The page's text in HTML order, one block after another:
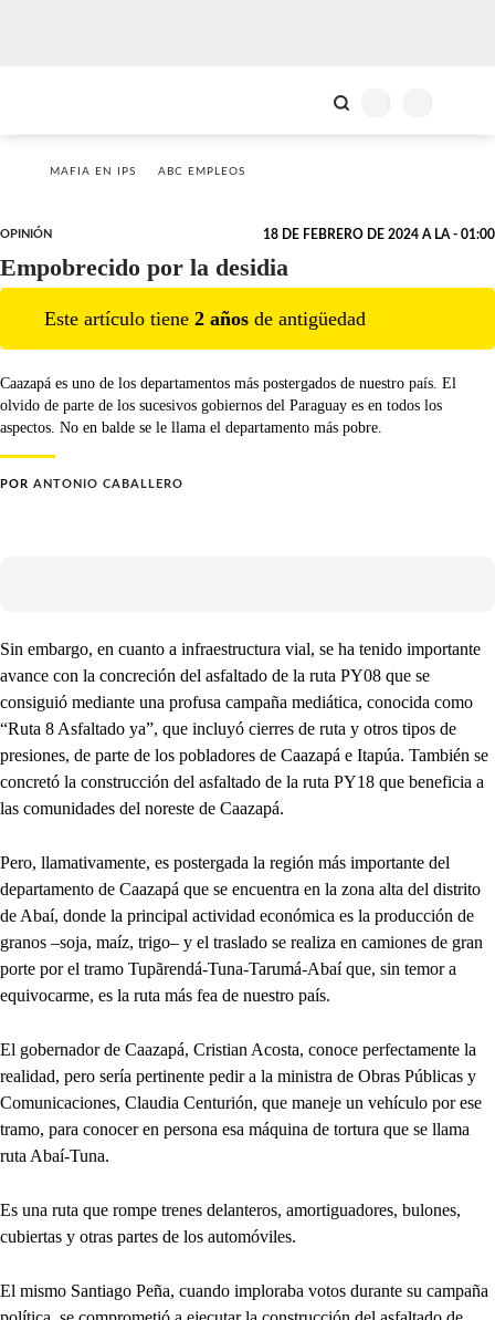
MAFIA EN IPS ABC EMPLEOS
OPINIÓN 18 DE FEBRERO DE 2024 A LA - 01:00
Empobrecido por la desidia
Este artículo tiene 2 años de antigüedad
Caazapá es uno de los departamentos más postergados de nuestro país. El
olvido de parte de los sucesivos gobiernos del Paraguay es en todos los
aspectos. No en balde se le llama el departamento más pobre.
POR ANTONIO CABALLERO
Sin embargo, en cuanto a infraestructura vial, se ha tenido importante
avance con la concreción del asfaltado de la ruta PY08 que se
consiguió mediante una profusa campaña mediática, conocida como
“Ruta 8 Asfaltado ya”, que incluyó cierres de ruta y otros tipos de
presiones, de parte de los pobladores de Caazapá e Itapúa. También se
concretó la construcción del asfaltado de la ruta PY18 que beneficia a
las comunidades del noreste de Caazapá.
Pero, llamativamente, es postergada la región más importante del
departamento de Caazapá que se encuentra en la zona alta del distrito
de Abaí, donde la principal actividad económica es la producción de
granos –soja, maíz, trigo– y el traslado se realiza en camiones de gran
porte por el tramo Tupãrendá-Tuna-Tarumá-Abaí que, sin temor a
equivocarme, es la ruta más fea de nuestro país.
El gobernador de Caazapá, Cristian Acosta, conoce perfectamente la
realidad, pero sería pertinente pedir a la ministra de Obras Públicas y
Comunicaciones, Claudia Centurión, que maneje un vehículo por ese
tramo, para conocer en persona esa máquina de tortura que se llama
ruta Abaí-Tuna.
Es una ruta que rompe trenes delanteros, amortiguadores, bulones,
cubiertas y otras partes de los automóviles.
El mismo Santiago Peña, cuando imploraba votos durante su campaña